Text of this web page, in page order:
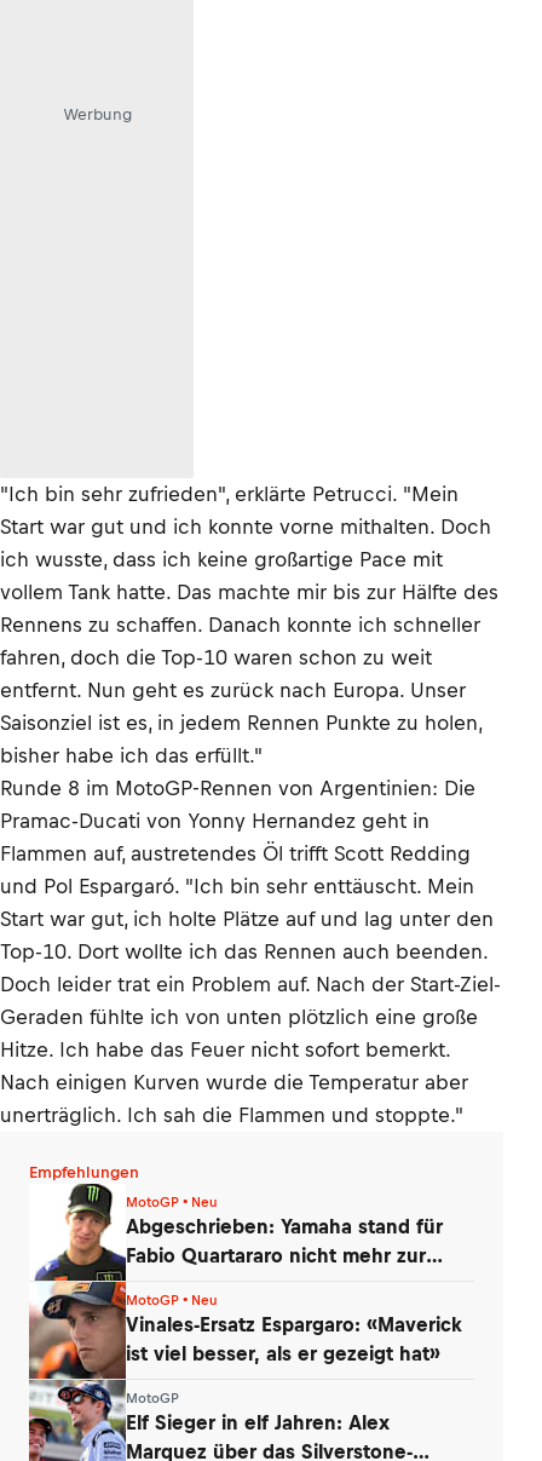
Werbung
"Ich bin sehr zufrieden", erklärte Petrucci. "Mein
Start war gut und ich konnte vorne mithalten. Doch
ich wusste, dass ich keine großartige Pace mit
vollem Tank hatte. Das machte mir bis zur Hälfte des
Rennens zu schaffen. Danach konnte ich schneller
fahren, doch die Top-10 waren schon zu weit
entfernt. Nun geht es zurück nach Europa. Unser
Saisonziel ist es, in jedem Rennen Punkte zu holen,
bisher habe ich das erfüllt."
Runde 8 im MotoGP-Rennen von Argentinien: Die
Pramac-Ducati von Yonny Hernandez geht in
Flammen auf, austretendes Öl trifft Scott Redding
und Pol Espargaró. "Ich bin sehr enttäuscht. Mein
Start war gut, ich holte Plätze auf und lag unter den
Top-10. Dort wollte ich das Rennen auch beenden.
Doch leider trat ein Problem auf. Nach der Start-Ziel-
Geraden fühlte ich von unten plötzlich eine große
Hitze. Ich habe das Feuer nicht sofort bemerkt.
Nach einigen Kurven wurde die Temperatur aber
unerträglich. Ich sah die Flammen und stoppte."
Empfehlungen
MotoGP • Neu
Abgeschrieben: Yamaha stand für
Fabio Quartararo nicht mehr zur
MotoGP • Neu
Vinales-Ersatz Espargaro: «Maverick
ist viel besser, als er gezeigt hat»
MotoGP
Elf Sieger in elf Jahren: Alex
Marquez über das Silverstone-